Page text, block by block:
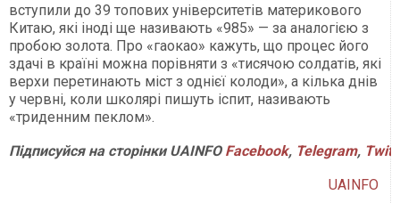
вступили до 39 топових університетів материкового
Китаю, які іноді ще називають «985» — за аналогією з
пробою золота. Про «гаокао» кажуть, що процес його
здачі в країні можна порівняти з «тисячою солдатів, які
верхи перетинають міст з однієї колоди», а кілька днів
у червні, коли школярі пишуть іспит, називають
«триденним пеклом».
Підписуйся на сторінки UAINFO Facebook, Telegram,
UAINFO